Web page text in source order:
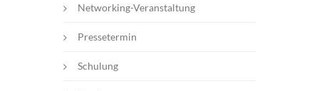
Networking-Veranstaltung
Pressetermin
Schulung